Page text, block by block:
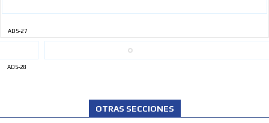
ADS-27
ADS-28
OTRAS SECCIONES